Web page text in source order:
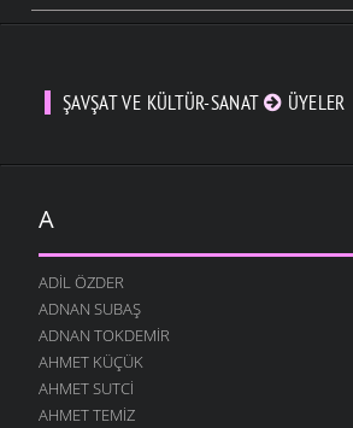
ŞAVŞAT VE KÜLTÜR-SANAT ÜYELER
A
ADIL ÖZDER
ADNAN SUBAŞ
ADNAN TOKDEMIR
AHMET KÜÇÜK
AHMET SUTCI
AHMET TEMIZ